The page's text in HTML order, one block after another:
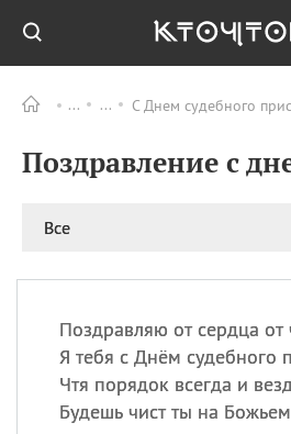
С Днем судебного
Поздравление с
Все
Поздравляю от сердца от
Я тебя с Днём судебного
Чтя порядок всегда и
Будешь чист ты на
09.08
09.08
09.08